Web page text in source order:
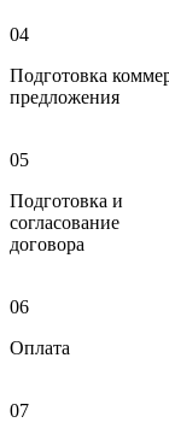
04
Подготовка
предложения
05
Подготовка и
согласование
договора
06
Оплата
07